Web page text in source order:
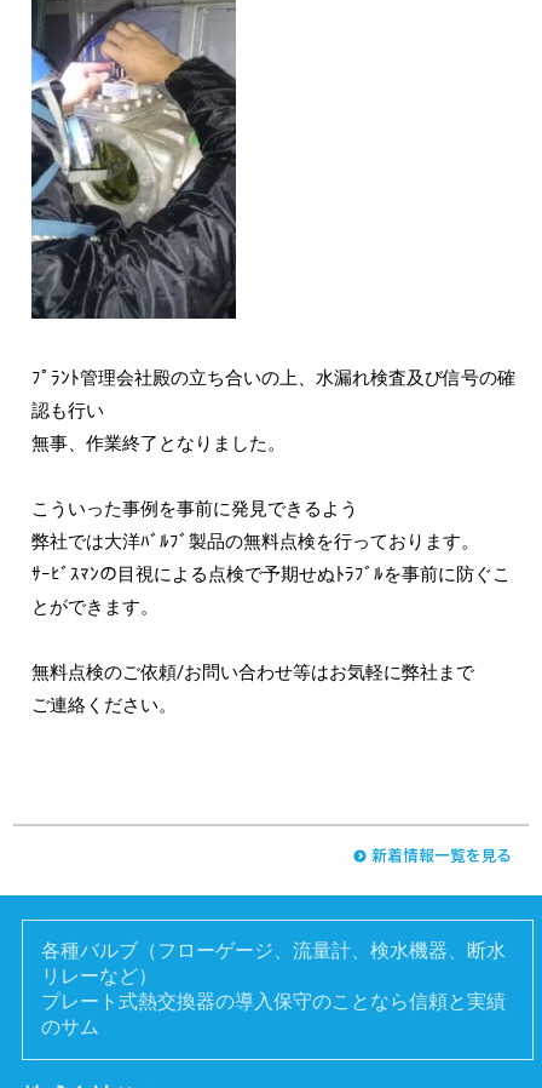
ﾌﾟﾗﾝﾄ管理会社殿の立ち合いの上、水漏れ検査及び信号の確
認も行い
無事、作業終了となりました。
こういった事例を事前に発見できるよう
弊社では大洋ﾊﾞﾙﾌﾞ製品の無料点検を行っております。
ｻｰﾋﾞｽﾏﾝの目視による点検で予期せぬﾄﾗﾌﾞﾙを事前に防ぐこ
とができます。
無料点検のご依頼/お問い合わせ等はお気軽に弊社まで
ご連絡ください。
各種バルブ（フローゲージ、流量計、検水機器、断水
リレーなど）
プレート式熱交換器の導入保守のことなら信頼と実績
のサム